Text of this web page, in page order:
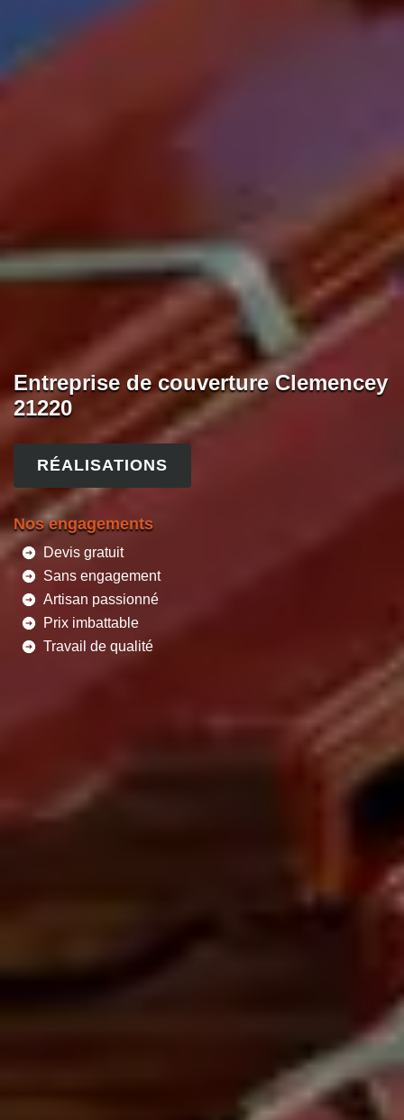
Entreprise de couverture Clemencey
21220
RÉALISATIONS
Nos engagements
Devis gratuit
Sans engagement
Artisan passionné
Prix imbattable
Travail de qualité